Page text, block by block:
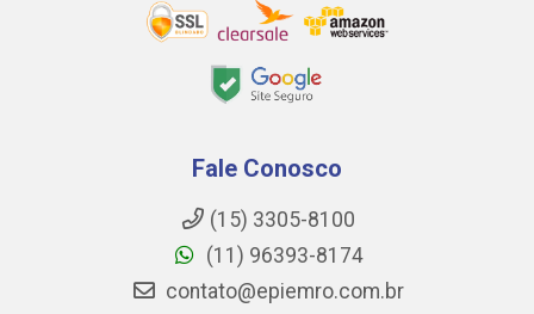
Fale Conosco
(15) 3305-8100
(11) 96393-8174
contato@epiemro.com.br